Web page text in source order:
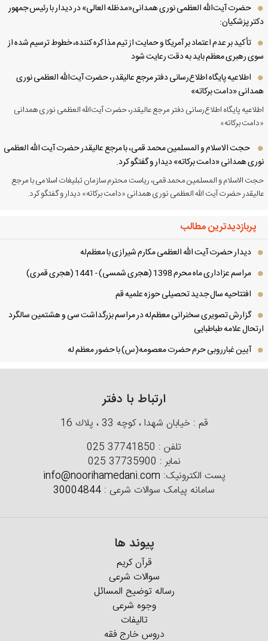
حضرت آیت‌الله العظمی نوری همدانی«مدظله العالی» در دیدار با رئیس جمهور
پزشکیان:
تأکید بر عدم اعتماد بر آمریکا و حمایت از تیم مذاکره کننده، خطوط ترسیم شده از
رهبری معظم باید به دقت رعایت شود
اطلاعیه پایگاه اطلاع‌رسانی دفتر مرجع عالیقدر، حضرت آیت‌الله العظمی نوری
«دامت برکاته»
پایگاه اطلاع‌رسانی دفتر مرجع عالیقدر، حضرت آیت‌الله العظمی نوری همدانی
برکاته»
حجت الاسلام و المسلمین محمد قمی، با مرجع عالیقدر حضرت آیت الله العظمی
همدانی «دامت برکاته» دیدار و گفتگو کرد.
الاسلام و المسلمین محمد قمی، ریاست محترم سازمان تبلیغات اسلامی با مرجع
حضرت آیت الله العظمی نوری همدانی «دامت برکاته» دیدار و گفتگو کرد.
پربازدیدترین مطالب
دیدار حضرت آیت الله العظمی مكارم شیرازی با معظم‌له
مراسم عزاداری ماه محرم 1398 (هجری شمسی) - 1441 (هجری قمری)
افتتاحیه سال جدید تحصیلی حوزه علمیه قم
گزارش تصویری سخنرانی معظم‌له در مراسم بزرگداشت سی و هشتمین سالگرد
علامه طباطبایی
آیین غبارروبی حرم حضرت معصومه(س) با حضور معظم له
ارتباط با دفتر
قم : خیابان شهدا ، كوچه 33 ، پلاك 16
تلفن :025 37741850
نمابر :025 37735900
پست الکترونیک:info@noorihamedani.com
سامانه پیامک سوالات شرعی : 30004844
پیوند ها
قرآن کریم
سوالات شرعی
رساله توضیح المسائل
وجوه شرعی
تالیفات
دروس خارج فقه